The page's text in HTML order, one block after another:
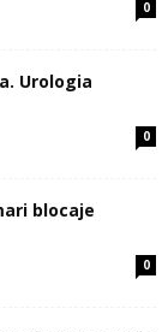
0
Urologia
0
blocaje
0